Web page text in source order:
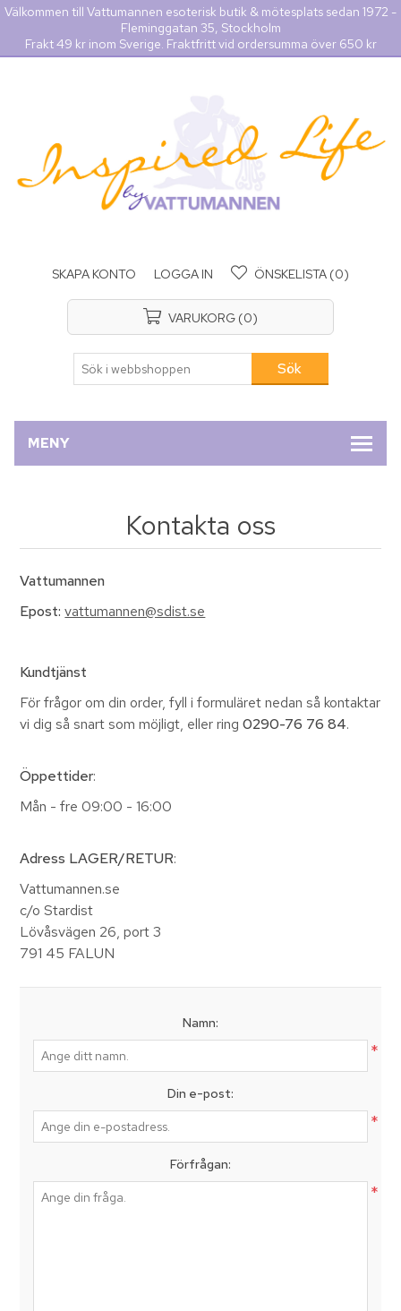
Välkommen till Vattumannen esoterisk butik & mötesplats sedan 1972 -
Fleminggatan 35, Stockholm
Frakt 49 kr inom Sverige. Fraktfritt vid ordersumma över 650 kr
SKAPA KONTO LOGGA IN ÖNSKELISTA (0)
VARUKORG (0)
MENY
Kontakta oss
Vattumannen
Epost: vattumannen@sdist.se
Kundtjänst
För frågor om din order, fyll i formuläret nedan så kontaktar
vi dig så snart som möjligt, eller ring0290-76 76 84.
Öppettider:
Mån - fre 09:00 - 16:00
Adress LAGER/RETUR:
Vattumannen.se
c/o Stardist
Lövåsvägen 26, port 3
791 45 FALUN
Namn:
*
Din e-post:
*
Förfrågan:
*